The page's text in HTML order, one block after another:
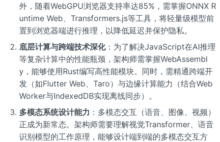
外，随着WebGPU浏览器支持率达85%，需掌握ONNX R
untime Web、Transformers.js等工具，将轻量级模型前
置到浏览器端进行推理，以降低延迟并保护隐私。
底层计算与跨端技术深化：为了解决JavaScript在AI推理
等复杂计算中的性能瓶颈，架构师需掌握WebAssembl
y，能够使用Rust编写高性能模块。同时，需精通跨端开
发（如Flutter Web、Taro）与边缘计算能力（结合Web
Worker与IndexedDB实现离线同步）。
多模态系统设计能力 ：多模态交互（语音、图像、视频）
正成为新常态。架构师需要理解视觉Transformer、语音
识别模型的工作原理，能够设计端到端的多模态交互方